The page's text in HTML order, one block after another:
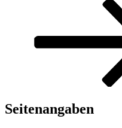
Seitenangaben